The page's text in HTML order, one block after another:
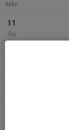
Mån
11
Tis